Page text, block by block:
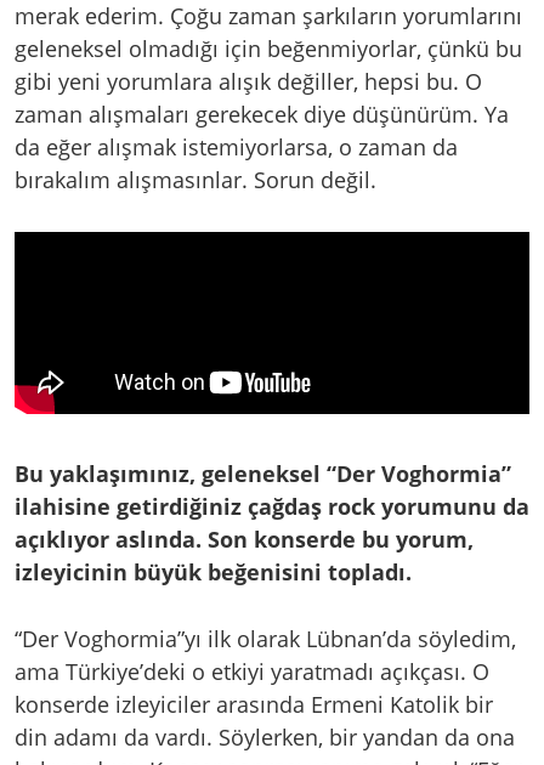
merak ederim. Çoğu zaman şarkıların yorumlarını
geleneksel olmadığı için beğenmiyorlar, çünkü bu
gibi yeni yorumlara alışık değiller, hepsi bu. O
zaman alışmaları gerekecek diye düşünürüm. Ya
da eğer alışmak istemiyorlarsa, o zaman da
bırakalım alışmasınlar. Sorun değil.
Bu yaklaşımınız, geleneksel “Der Voghormia”
ilahisine getirdiğiniz çağdaş rock yorumunu da
açıklıyor aslında. Son konserde bu yorum,
izleyicinin büyük beğenisini topladı.
“Der Voghormia”yı ilk olarak Lübnan’da söyledim,
ama Türkiye’deki o etkiyi yaratmadı açıkçası. O
konserde izleyiciler arasında Ermeni Katolik bir
din adamı da vardı. Söylerken, bir yandan da ona